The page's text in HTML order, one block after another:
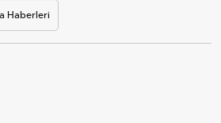
Haberleri